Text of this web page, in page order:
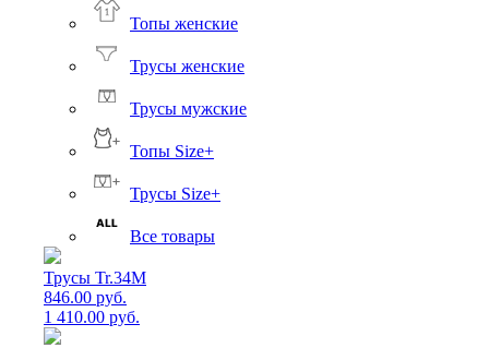
Топы женские
Трусы женские
Трусы мужские
Топы Size+
Трусы Size+
Все товары
Трусы Tr.34M
846.00 руб.
1 410.00 руб.